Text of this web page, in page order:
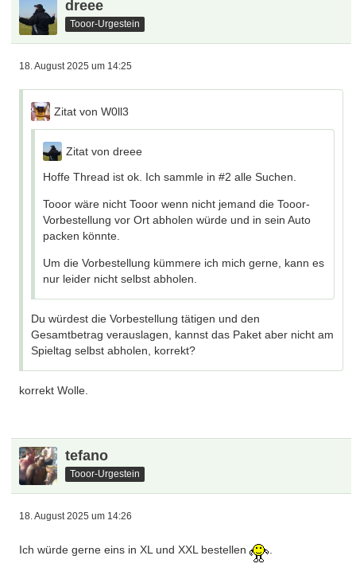
dreee
Tooor-Urgestein
18. August 2025 um 14:25
Zitat von W0ll3
Zitat von dreee
Hoffe Thread ist ok. Ich sammle in #2 alle Suchen.
Tooor wäre nicht Tooor wenn nicht jemand die Tooor-
Vorbestellung vor Ort abholen würde und in sein Auto
packen könnte.
Um die Vorbestellung kümmere ich mich gerne, kann es
nur leider nicht selbst abholen.
Du würdest die Vorbestellung tätigen und den
Gesamtbetrag verauslagen, kannst das Paket aber nicht am
Spieltag selbst abholen, korrekt?
korrekt Wolle.
tefano
Tooor-Urgestein
18. August 2025 um 14:26
Ich würde gerne eins in XL und XXL bestellen .